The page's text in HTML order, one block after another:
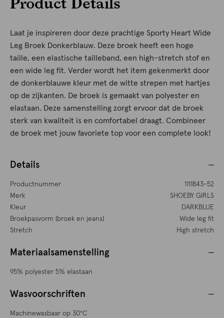
Laat je inspireren door deze prachtige Sporty Heart Wide
Leg Broek Donkerblauw. Deze broek heeft een hoge
taille, een elastische tailleband, een high-stretch stof en
een wide leg fit. Verder wordt het item gekenmerkt door
de donkerblauwe kleur met de witte strepen met hartjes
op de zijkanten. De broek is gemaakt van polyester en
elastaan. Deze samenstelling zorgt ervoor dat de broek
sterk van kwaliteit is en comfortabel draagt. Combineer
de broek met jouw favoriete top voor een complete look!
Details
Productnummer
1111843-52
Merk
SHOEBY GIRLS
Kleur
DARKBLUE
Broekpasvorm (broek en jeans)
Wide leg fit
Stretch
High stretch
Materiaalsamenstelling
95% polyester 5% elastaan
Wasvoorschriften
Machinewasbaar op 30°C